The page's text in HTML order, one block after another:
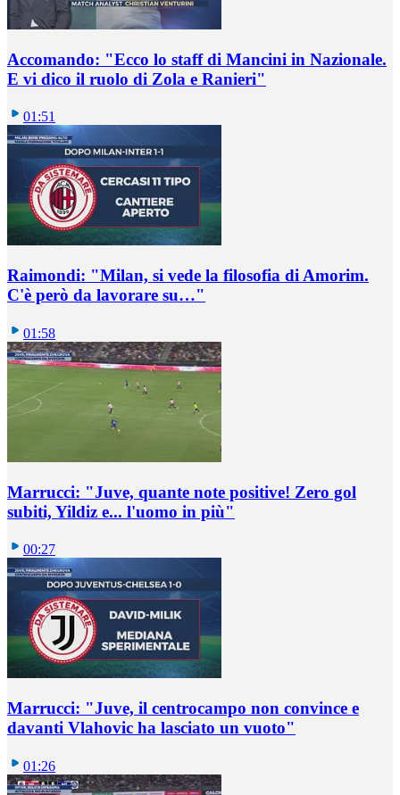
Accomando: "Ecco lo staff di Mancini in Nazionale.
E vi dico il ruolo di Zola e Ranieri"
01:51
Raimondi: "Milan, si vede la filosofia di Amorim.
C'è però da lavorare su…"
01:58
Marrucci: "Juve, quante note positive! Zero gol
subiti, Yildiz e... l'uomo in più"
00:27
Marrucci: "Juve, il centrocampo non convince e
davanti Vlahovic ha lasciato un vuoto"
01:26